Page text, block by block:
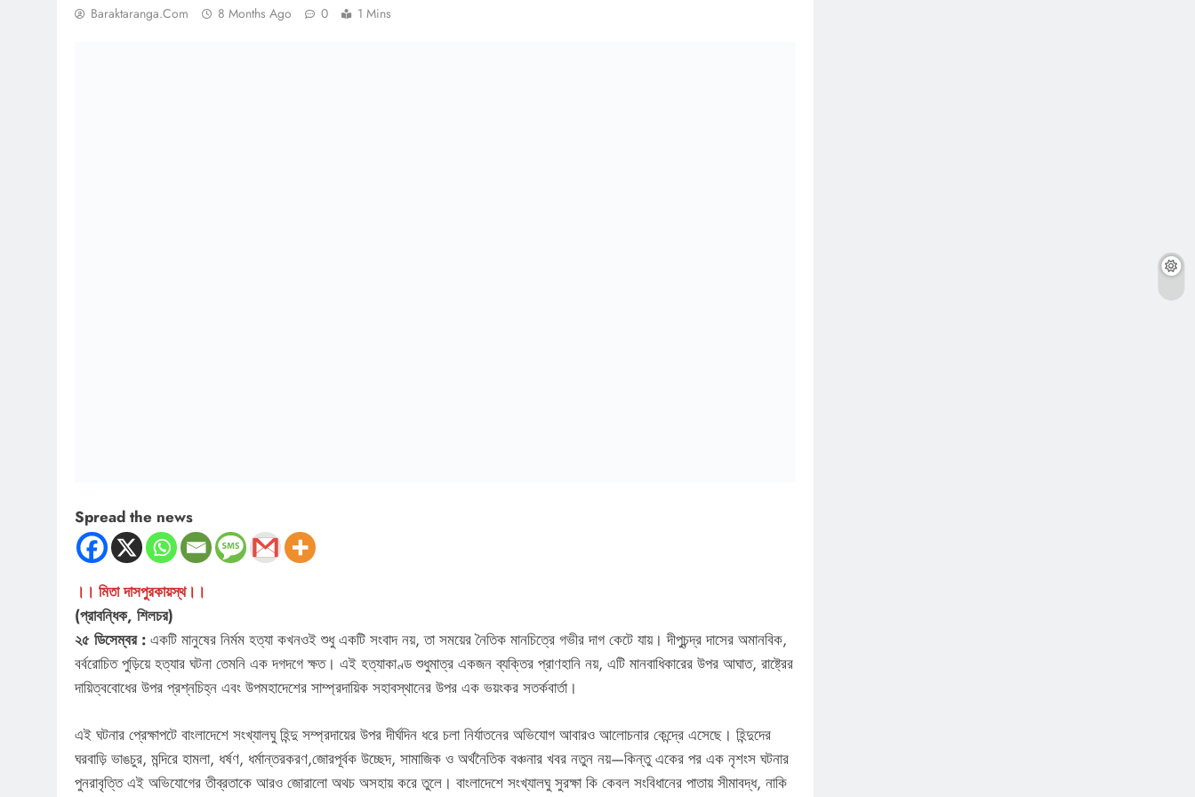
Baraktaranga.com 8 Months Ago 0 1 Mins
Spread the news
।। মিতা দাসপুরকায়স্থ।।
(প্রাবন্ধিক, শিলচর)
২৫ ডিসেম্বর : একটি মানুষের নির্মম হত্যা কখনওই শুধু একটি সংবাদ নয়, তা সময়ের নৈতিক মানচিত্রে গভীর দাগ কেটে যায়। দীপুচন্দ্র দাসের অমানবিক,
বর্বরোচিত পুড়িয়ে হত্যার ঘটনা তেমনি এক দগদগে ক্ষত। এই হত্যাকাণ্ড শুধুমাত্র একজন ব্যক্তির প্রাণহানি নয়, এটি মানবাধিকারের উপর আঘাত, রাষ্ট্রের
দায়িত্ববোধের উপর প্রশ্নচিহ্ন এবং উপমহাদেশের সাম্প্রদায়িক সহাবস্থানের উপর এক ভয়ংকর সতর্কবার্তা।
এই ঘটনার প্রেক্ষাপটে বাংলাদেশে সংখ্যালঘু হিন্দু সম্প্রদায়ের উপর দীর্ঘদিন ধরে চলা নির্যাতনের অভিযোগ আবারও আলোচনার কেন্দ্রে এসেছে। হিন্দুদের
ঘরবাড়ি ভাঙচুর, মন্দিরে হামলা, ধর্ষণ, ধর্মান্তরকরণ,জোরপূর্বক উচ্ছেদ, সামাজিক ও অর্থনৈতিক বঞ্চনার খবর নতুন নয়—কিন্তু একের পর এক নৃশংস ঘটনার
পুনরাবৃত্তি এই অভিযোগের তীব্রতাকে আরও জোরালো অথচ অসহায় করে তুলে। বাংলাদেশে সংখ্যালঘু সুরক্ষা কি কেবল সংবিধানের পাতায় সীমাবদ্ধ, নাকি